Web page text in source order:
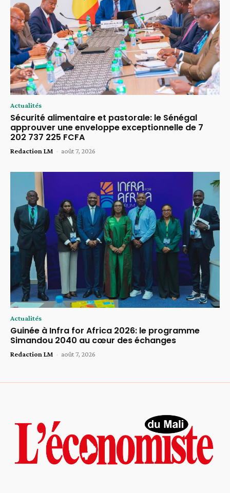
Actualités
Sécurité alimentaire et pastorale: le Sénégal
approuver une enveloppe exceptionnelle de 7
202 737 225 FCFA
Redaction LM - août 7, 2026
Actualités
Guinée à Infra for Africa 2026: le programme
Simandou 2040 au cœur des échanges
Redaction LM - août 7, 2026